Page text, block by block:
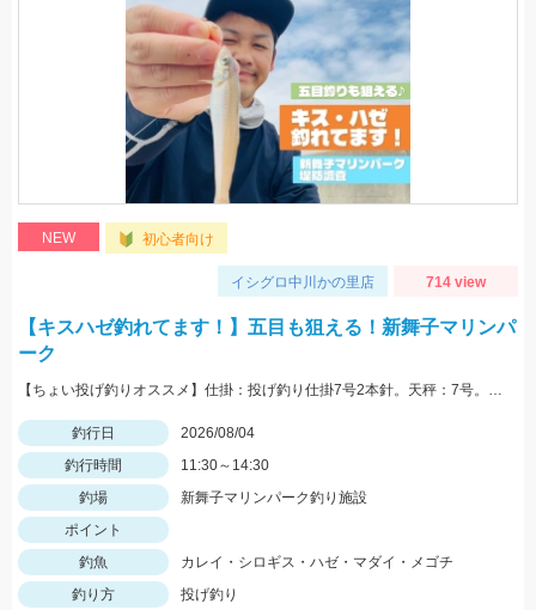
NEW 初心者向け
イシグロ中川かの里店 714 view
【キスハゼ釣れてます！】五目も狙える！新舞子マリンパ
ーク
【ちょい投げ釣りオススメ】仕掛：投げ釣り仕掛7号2本針。天秤：7号。エサ：石ゴカイorゴールドイソメ。誘い方：サビいて止めての繰り返し。
釣行日
2026/08/04
釣行時間
11:30～14:30
釣場
新舞子マリンパーク釣り施設
ポイント
釣魚
カレイ・シロギス・ハゼ・マダイ・メゴチ
釣り方
投げ釣り